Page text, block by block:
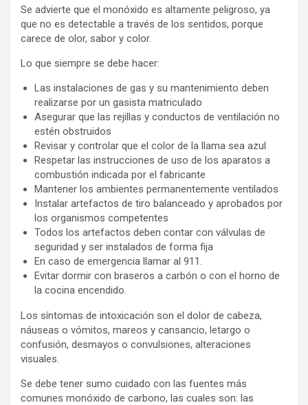
Se advierte que el monóxido es altamente peligroso, ya
que no es detectable a través de los sentidos, porque
carece de olor, sabor y color.
Lo que siempre se debe hacer:
Las instalaciones de gas y su mantenimiento deben
realizarse por un gasista matriculado
Asegurar que las rejillas y conductos de ventilación no
estén obstruidos
Revisar y controlar que el color de la llama sea azul
Respetar las instrucciones de uso de los aparatos a
combustión indicada por el fabricante
Mantener los ambientes permanentemente ventilados
Instalar artefactos de tiro balanceado y aprobados por
los organismos competentes
Todos los artefactos deben contar con válvulas de
seguridad y ser instalados de forma fija
En caso de emergencia llamar al 911.
Evitar dormir con braseros a carbón o con el horno de
la cocina encendido.
Los síntomas de intoxicación son el dolor de cabeza,
náuseas o vómitos, mareos y cansancio, letargo o
confusión, desmayos o convulsiones, alteraciones
visuales.
Se debe tener sumo cuidado con las fuentes más
comunes monóxido de carbono, las cuales son: las